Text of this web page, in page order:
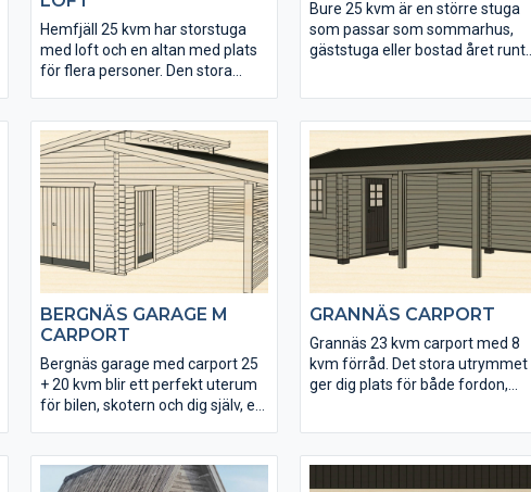
Gellas funkisbastu.
Hemfjäll 25 kvm har storstuga
med loft och en altan med plats
för flera personer. Den stora
på stugans hela golv- och
altanyta, som totalt blir 35 kvm.
Skapa din egen stuga genom
våra olika tillbehöspalet.
Bure 25 kvm är en större stuga
som passar som sommarhus,
gäststuga eller bostad året runt.
Bure är en rejält dimensionerad
stuga som du kan göra din egen
genom något av våra
tillbehöspaket.
BERGNÄS GARAGE M
CARPORT
Bergnäs garage med carport 25
+ 20 kvm blir ett perfekt uterum
för bilen, skotern och dig själv, en
olika tillbehörspaket. Garaget
levereras obehandlad i rejäla
GRANNÄS CARPORT
Grannäs 23 kvm carport med 8
kvm förråd. Det stora utrymmet
ger dig plats för både fordon,
levereras obehandlad i rejäla
dimensioner och stabil